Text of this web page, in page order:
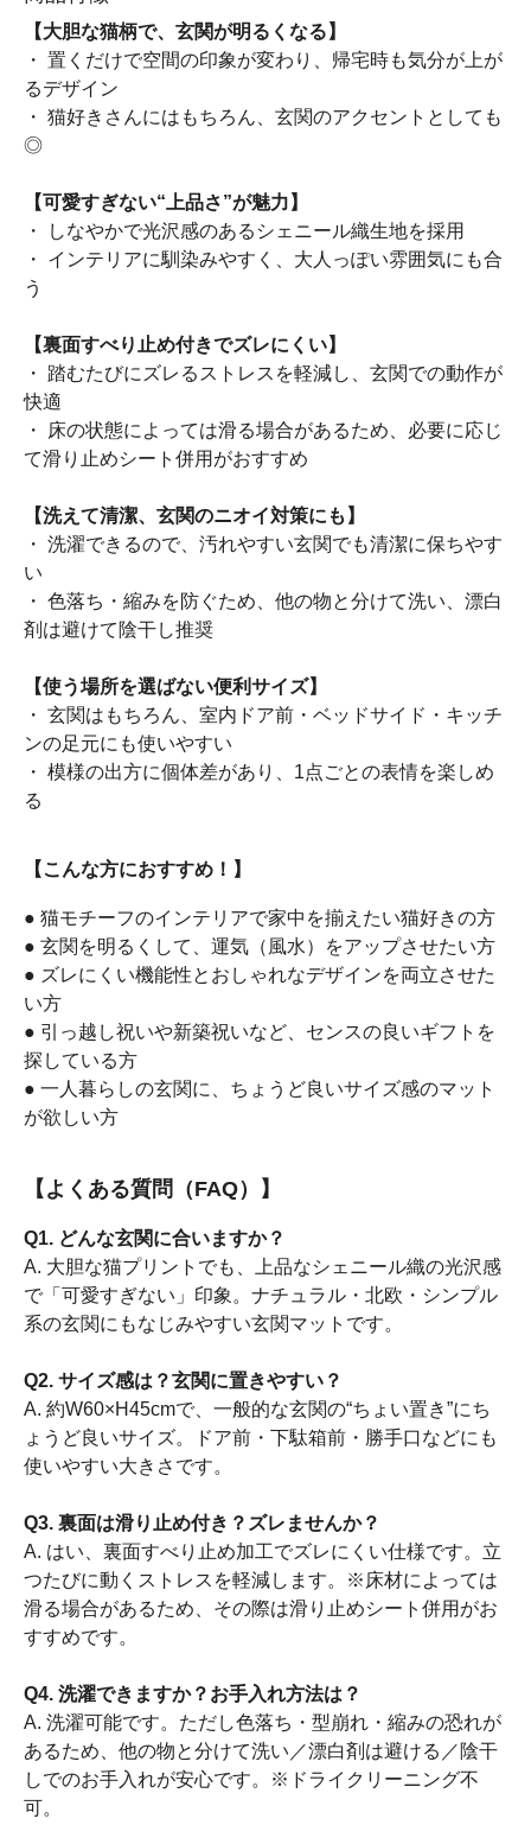
【大胆な猫柄で、玄関が明るくなる】
・ 置くだけで空間の印象が変わり、帰宅時も気分が上が
るデザイン
・ 猫好きさんにはもちろん、玄関のアクセントとしても
◎
【可愛すぎない“上品さ”が魅力】
・ しなやかで光沢感のあるシェニール織生地を採用
・ インテリアに馴染みやすく、大人っぽい雰囲気にも合
う
【裏面すべり止め付きでズレにくい】
・ 踏むたびにズレるストレスを軽減し、玄関での動作が
快適
・ 床の状態によっては滑る場合があるため、必要に応じ
て滑り止めシート併用がおすすめ
【洗えて清潔、玄関のニオイ対策にも】
・ 洗濯できるので、汚れやすい玄関でも清潔に保ちやす
い
・ 色落ち・縮みを防ぐため、他の物と分けて洗い、漂白
剤は避けて陰干し推奨
【使う場所を選ばない便利サイズ】
・ 玄関はもちろん、室内ドア前・ベッドサイド・キッチ
ンの足元にも使いやすい
・ 模様の出方に個体差があり、1点ごとの表情を楽しめ
る
【こんな方におすすめ！】
● 猫モチーフのインテリアで家中を揃えたい猫好きの方
● 玄関を明るくして、運気（風水）をアップさせたい方
● ズレにくい機能性とおしゃれなデザインを両立させた
い方
● 引っ越し祝いや新築祝いなど、センスの良いギフトを
探している方
● 一人暮らしの玄関に、ちょうど良いサイズ感のマット
が欲しい方
【よくある質問（FAQ）】
Q1. どんな玄関に合いますか？
A. 大胆な猫プリントでも、上品なシェニール織の光沢感
で「可愛すぎない」印象。ナチュラル・北欧・シンプル
系の玄関にもなじみやすい玄関マットです。
Q2. サイズ感は？玄関に置きやすい？
A. 約W60×H45cmで、一般的な玄関の“ちょい置き”にち
ょうど良いサイズ。ドア前・下駄箱前・勝手口などにも
使いやすい大きさです。
Q3. 裏面は滑り止め付き？ズレませんか？
A. はい、裏面すべり止め加工でズレにくい仕様です。立
つたびに動くストレスを軽減します。※床材によっては
滑る場合があるため、その際は滑り止めシート併用がお
すすめです。
Q4. 洗濯できますか？お手入れ方法は？
A. 洗濯可能です。ただし色落ち・型崩れ・縮みの恐れが
あるため、他の物と分けて洗い／漂白剤は避ける／陰干
しでのお手入れが安心です。※ドライクリーニング不
可。